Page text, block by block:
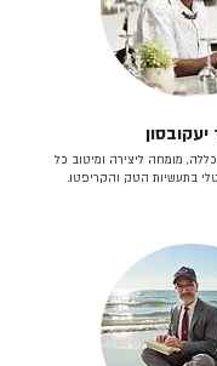
יעקובסון
מומחה ליצירה ומיטוב כל
בתעשיות הטק והקריפטו.